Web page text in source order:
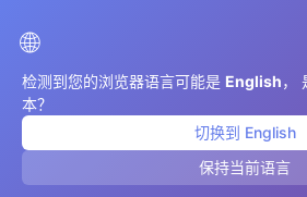
🌐
检测到您的浏览器语言可能是 English，
本？
切换到 English
保持当前语言
Pemisahan